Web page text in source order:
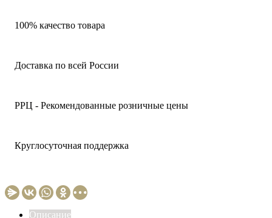
100% качество товара
Доставка по всей России
РРЦ - Рекомендованные розничные цены
Круглосуточная поддержка
Описание